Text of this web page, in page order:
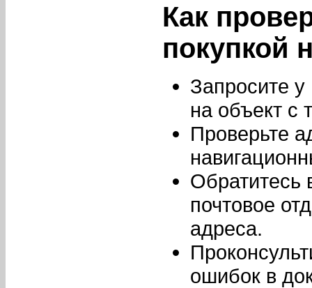
Как
покупкой
Запросите
на объект с
Проверьте
Обратитесь
почтовое
адреса.
ошибок в